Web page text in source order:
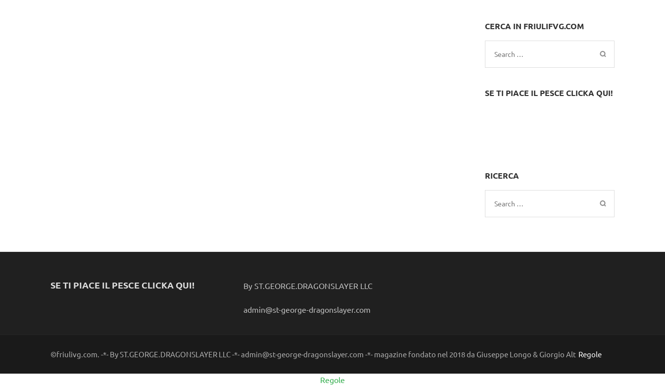
CERCA IN FRIULIFVG.COM
Search
for:
SE TI PIACE IL PESCE CLICKA QUI!
RICERCA
Search
for:
SE TI PIACE IL PESCE CLICKA QUI! By ST.GEORGE.DRAGONSLAYER LLC
admin@st-george-dragonslayer.com
©friulivg.com. -*- By ST.GEORGE.DRAGONSLAYER LLC -*- admin@st-george-dragonslayer.com -*- magazine fondato nel 2018 da Giuseppe Longo & Giorgio Alt Regole
Regole